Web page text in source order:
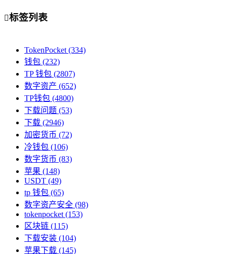
标签列表
TokenPocket (334)
钱包 (232)
TP 钱包 (2807)
数字资产 (652)
TP钱包 (4800)
下载问题 (53)
下载 (2946)
加密货币 (72)
冷钱包 (106)
数字货币 (83)
苹果 (148)
USDT (49)
tp 钱包 (65)
数字资产安全 (98)
tokenpocket (153)
区块链 (115)
下载安装 (104)
苹果下载 (145)